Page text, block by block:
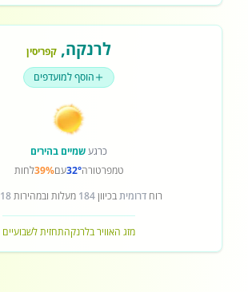
לרנקה, קפריסין
הוסף למועדפים
כרגעשמיים בהירים
טמפרטורה32°עם39%לחות
רוחדרומיתבכיוון184 מעלות ובמהירות18
מזג האוויר בלרנקהתחזית לשבועיים